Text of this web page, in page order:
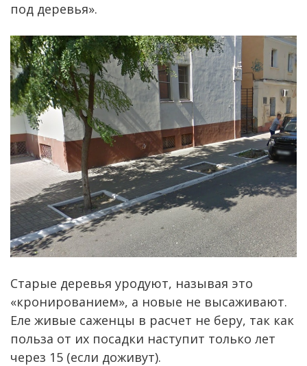
под деревья».
Старые деревья уродуют, называя это
«кронированием», а новые не высаживают.
Еле живые саженцы в расчет не беру, так как
польза от их посадки наступит только лет
через 15 (если доживут).